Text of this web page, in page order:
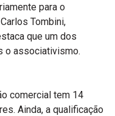
para o
Tombini,
que um dos
o associativismo.
comercial tem 14
Ainda, a qualificação